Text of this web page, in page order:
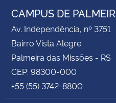
CAMPUS DE
Av. Independência, nº 3751
Bairro Vista Alegre
Palmeira das Missões - RS
CEP: 98300-000
+55 (55) 3742-8800